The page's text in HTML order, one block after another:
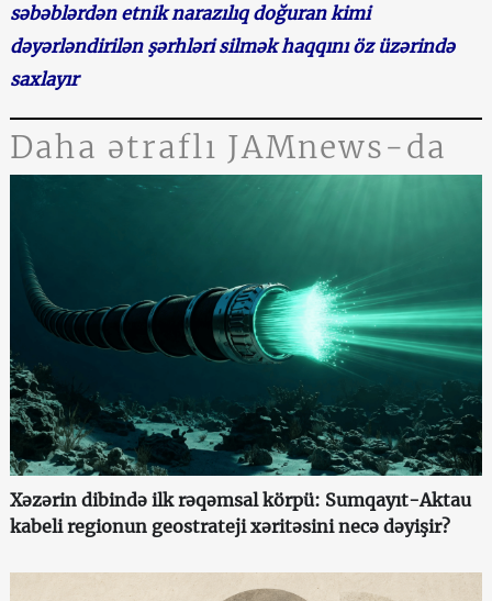
səbəblərdən etnik narazılıq doğuran kimi
dəyərləndirilən şərhləri silmək haqqını öz üzərində
saxlayır
Daha ətraflı JAMnews-da
Xəzərin dibində ilk rəqəmsal körpü: Sumqayıt-Aktau
kabeli regionun geostrateji xəritəsini necə dəyişir?